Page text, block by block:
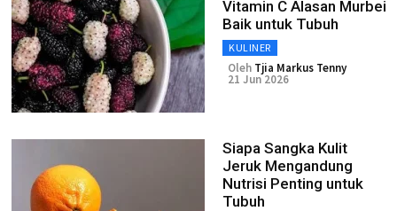
Vitamin C Alasan Murbei
Baik untuk Tubuh
KULINER
Oleh Tjia Markus Tenny
21 Jun 2026
Siapa Sangka Kulit
Jeruk Mengandung
Nutrisi Penting untuk
Tubuh